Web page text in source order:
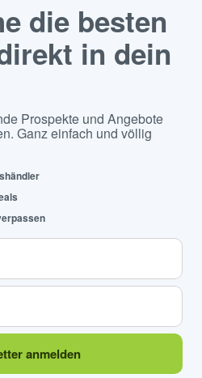
die besten
in dein
Prospekte und Angebote
Ganz einfach und völlig
anmelden